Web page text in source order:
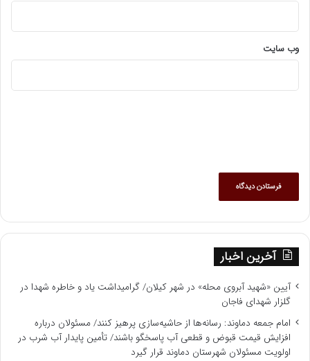
وب‌ سایت
آخرین اخبار
آیین «شهید آبروی محله» در شهر کیلان/ گرامیداشت یاد و خاطره شهدا در
گلزار شهدای فاجان
امام جمعه دماوند: رسانه‌ها از حاشیه‌سازی پرهیز کنند/ مسئولان درباره
افزایش قیمت قبوض و قطعی آب پاسخگو باشند/ تأمین پایدار آب شرب در
اولویت مسئولان شهرستان دماوند قرار گیرد